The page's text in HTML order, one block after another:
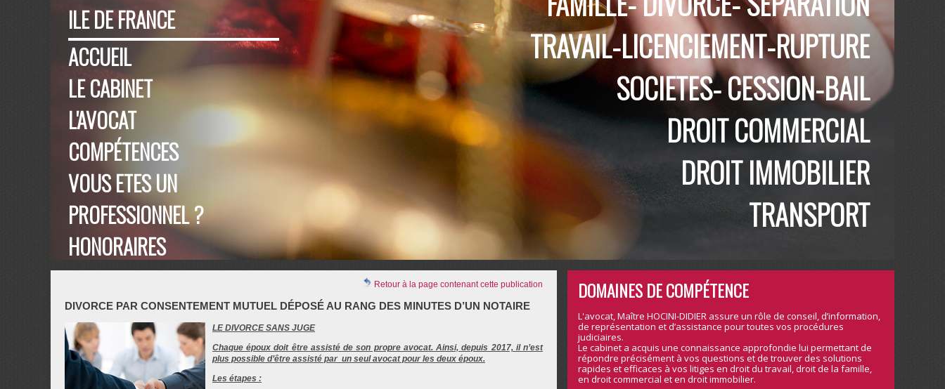
ILE DE FRANCE
TRAVAIL-LICENCIEMENT-RUPTURE
SOCIETES- CESSION-BAIL
DROIT COMMERCIAL
DROIT IMMOBILIER
TRANSPORT
ACCUEIL
LE CABINET
L'AVOCAT
COMPÉTENCES
VOUS ETES UN
PROFESSIONNEL ?
HONORAIRES
PUBLICATIONS
AVIS
CONTACT
PLAN D'ACCÈS
Retour à la page contenant cette publication
DIVORCE PAR CONSENTEMENT MUTUEL DÉPOSÉ AU RANG DES MINUTES D’UN NOTAIRE
LE DIVORCE SANS JUGE
Chaque époux doit être assisté de son propre avocat. Ainsi, depuis 2017, il n’est
plus possible d’être assisté par un seul avocat pour les deux époux.
Les étapes :
DOMAINES DE COMPÉTENCE
L'avocat, Maître HOCINI-DIDIER assure un rôle de conseil, d’information,
de représentation et d’assistance pour toutes vos procédures
judiciaires.
Le cabinet a acquis une connaissance approfondie lui permettant de
répondre précisément à vos questions et de trouver des solutions
rapides et efficaces à vos litiges en droit du travail, droit de la famille,
en droit commercial et en droit immobilier.